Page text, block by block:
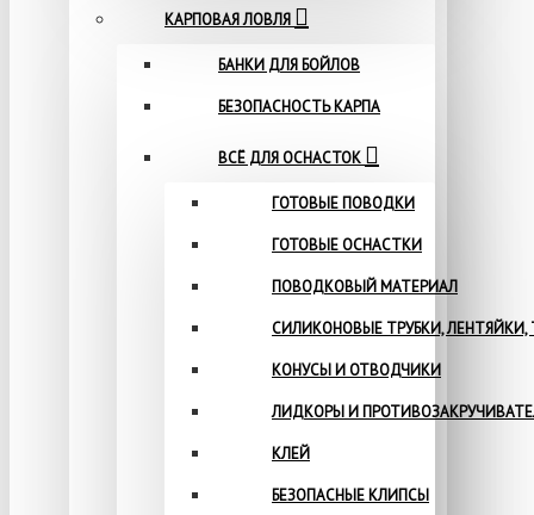
КАРПОВАЯ ЛОВЛЯ
БАНКИ ДЛЯ БОЙЛОВ
БЕЗОПАСНОСТЬ КАРПА
ВСЁ ДЛЯ ОСНАСТОК
ГОТОВЫЕ ПОВОДКИ
ГОТОВЫЕ ОСНАСТКИ
ПОВОДКОВЫЙ МАТЕРИАЛ
СИЛИКОНОВЫЕ ТРУБКИ,
КОНУСЫ И ОТВОДЧИКИ
ЛИДКОРЫ И
КЛЕЙ
БЕЗОПАСНЫЕ КЛИПСЫ